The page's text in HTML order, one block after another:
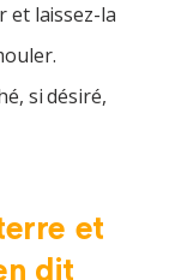
et laissez-la
si désiré,
et
dit